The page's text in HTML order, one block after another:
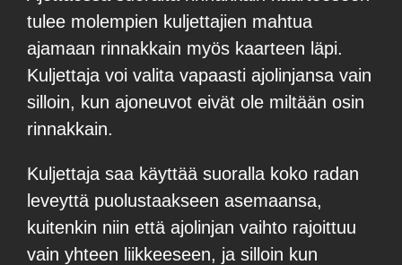
tulee molempien kuljettajien mahtua
ajamaan rinnakkain myös kaarteen läpi.
Kuljettaja voi valita vapaasti ajolinjansa vain
silloin, kun ajoneuvot eivät ole miltään osin
rinnakkain.
Kuljettaja saa käyttää suoralla koko radan
leveyttä puolustaakseen asemaansa,
kuitenkin niin että ajolinjan vaihto rajoittuu
vain yhteen liikkeeseen, ja silloin kun